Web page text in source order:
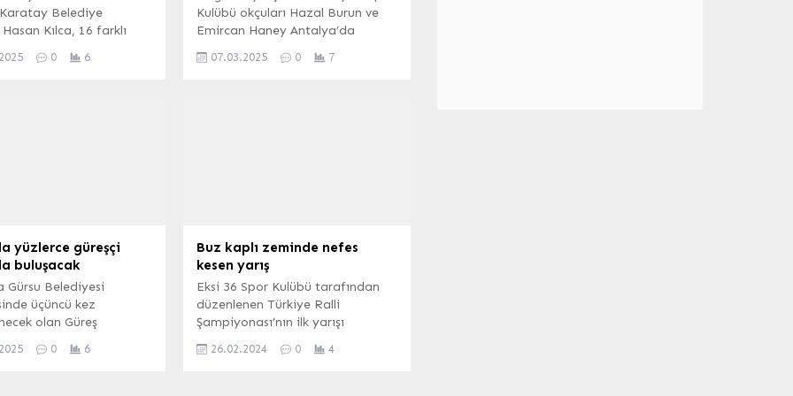
Belediye
Hasan Kılca, 16 farklı
Merkezi’nin yapım
0 6
Kulübü okçuları Hazal Burun ve
Emircan Haney Antalya’da
seçmelerinde başarılı olarak 2025
07.03.2025 0 7
yüzlerce güreşçi
buluşacak
Gürsu Belediyesi
üçüncü kez
olan Güreş
Yıldız anılacak.
0 6
Buz kaplı zeminde nefes
kesen yarış
Eksi 36 Spor Kulübü tarafından
düzenlenen Türkiye Ralli
Şampiyonası’nın ilk yarışı
tarihlerinde Kars’ta
26.02.2024 0 4